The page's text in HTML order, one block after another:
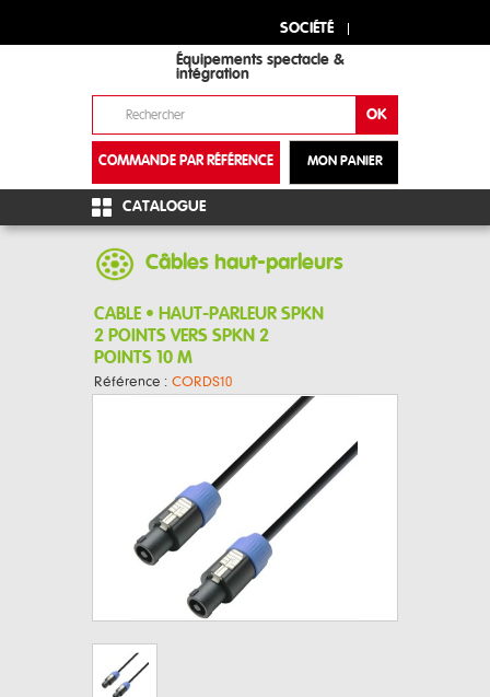
SOCIÉTÉ
Équipements spectacle &
intégration
MON PANIER
COMMANDE PAR RÉFÉRENCE
CATALOGUE
Câbles haut-parleurs
CABLE • HAUT-PARLEUR SPKN
2 POINTS VERS SPKN 2
POINTS 10 M
Référence : CORDS10